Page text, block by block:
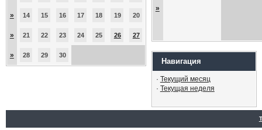
» 14 15 16 17 18 19 20
» 21 22 23 24 25 26 27
» 28 29 30
»
Навигация
· Текущий месяц
· Текущая неделя